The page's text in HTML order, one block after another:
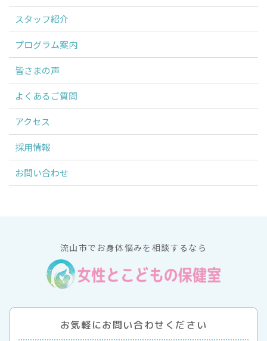
スタッフ紹介
プログラム案内
皆さまの声
よくあるご質問
アクセス
採用情報
お問い合わせ
流山市でお身体悩みを相談するなら
お気軽にお問い合わせください